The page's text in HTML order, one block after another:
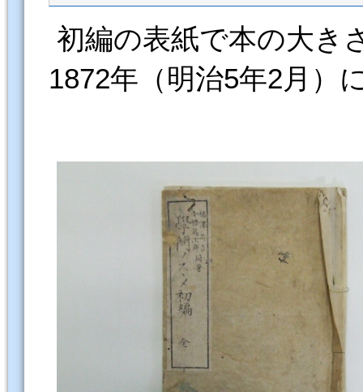
初編の表紙で本の大き
1872年（明治5年2月）